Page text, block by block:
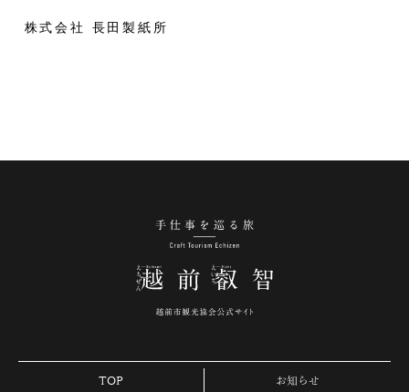
株式会社 長田製紙所
TOP お知らせ